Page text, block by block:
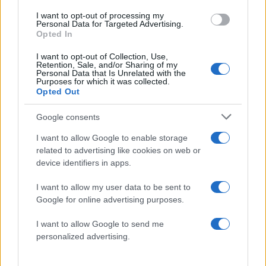
I want to opt-out of processing my
Personal Data for Targeted Advertising.
Opted In
I want to opt-out of Collection, Use,
Retention, Sale, and/or Sharing of my
Personal Data that Is Unrelated with the
Purposes for which it was collected.
Opted Out
Google consents
I want to allow Google to enable storage
related to advertising like cookies on web or
device identifiers in apps.
I want to allow my user data to be sent to
Google for online advertising purposes.
I want to allow Google to send me
personalized advertising.
Σχόλια
Σχολίασε εδώ
Κουβαρά Αττικής:
Καίγονται πτηνοτροφικές
μονάδες - Εκκενώθηκε ο
κυκλοφορίας στη Λαυρίου
απαντά για τις
αποχωρήσεις: